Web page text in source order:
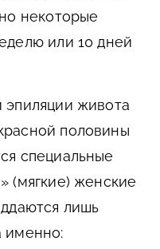
некоторые
или 10 дней
эпиляции живота
половины
специальные
(мягкие) женские
лишь
именно: